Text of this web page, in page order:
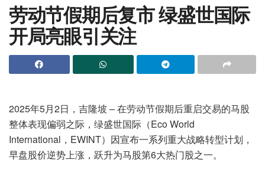
劳动节假期后复市 绿盛世国际
开局亮眼引关注
2025年5月2日，吉隆坡 – 在劳动节假期后重启交易的马股
整体表现偏弱之际，绿盛世国际（Eco World
International，EWINT）因宣布一系列重大战略转型计划，
早盘股价逆势上涨，跃升为马股第6大热门股之一。